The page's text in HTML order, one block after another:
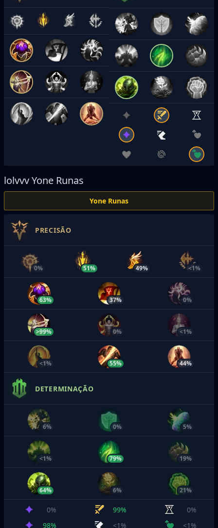
lolvvvYone Runas
Yone Runas
PRECISÃO
0% 51% 49% <1%
63% 37% 0%
>99% 0% <1%
<1% 55% 44%
DETERMINAÇÃO
6% 0% 5%
<1% 79% 19%
64% 6% 21%
0% 99%
0%
98%
<1% <1%